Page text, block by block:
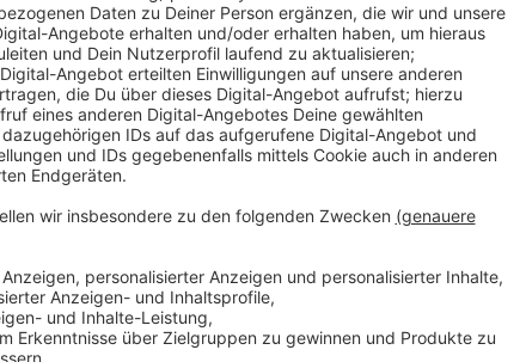
Zwei Bewohner sind in Streit geraten. Nach ersten
auf dem Flur gestritten. Der ältere Mann hat den jüngeren
Bauchraum lebensgefährlich verletzt. Er flüchtete. Der
wurde notoperiert. Mittlerweile schwebt er nicht mehr in
Angreifer ist inzwischen zur Unterkunft zurückgekehrt. Die
den Notruf, die Polizei konnte ihn festnehmen. Wieso es zu